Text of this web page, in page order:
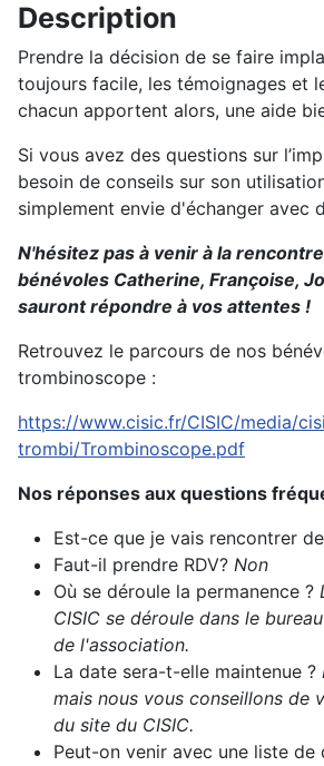
Description
Prendre la décision de se faire
toujours facile, les témoignages et
chacun apportent alors, une aide
Si vous avez des questions sur
besoin de conseils sur son
simplement envie d'échanger avec
N'hésitez pas à venir à la
bénévoles Catherine, Françoise,
sauront répondre à vos attentes !
Retrouvez le parcours de nos
trombinoscope :
https://www.cisic.fr/CISIC/media/
trombi/Trombinoscope.pdf
Nos réponses aux questions
Est-ce que je vais rencontrer
Faut-il prendre RDV? Non
Où se déroule la permanence ?
CISIC se déroule dans le
de l'association.
La date sera-t-elle maintenue ?
mais nous vous conseillons de
du site du CISIC.
Peut-on venir avec une liste de